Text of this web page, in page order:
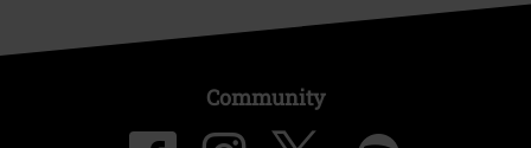
Community